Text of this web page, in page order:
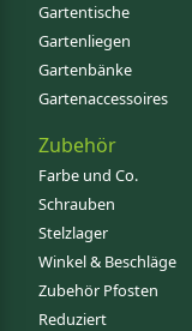
Gartentische
Gartenliegen
Gartenbänke
Gartenaccessoires
Zubehör
Farbe und Co.
Schrauben
Stelzlager
Winkel & Beschläge
Zubehör Pfosten
Reduziert